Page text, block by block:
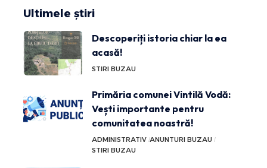
Ultimele știri
Descoperiți istoria chiar la ea
acasă!
STIRI BUZAU
Primăria comunei Vintilă Vodă:
Vești importante pentru
comunitatea noastră!
ADMINISTRATIV ANUNTURI BUZAU
STIRI BUZAU